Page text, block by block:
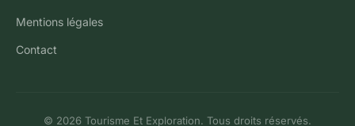
Mentions légales
Contact
© 2026 Tourisme Et Exploration. Tous droits réservés.